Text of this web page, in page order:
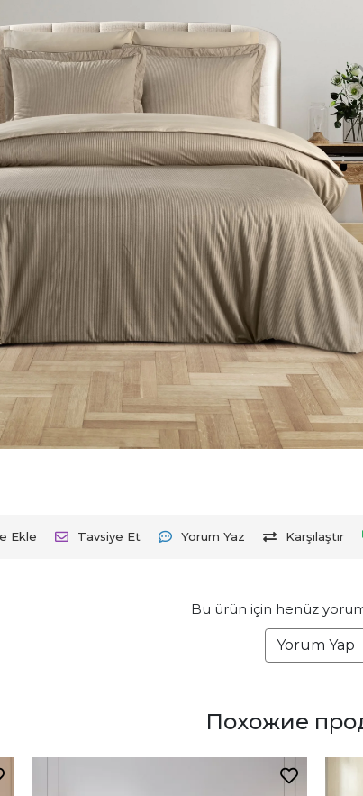
Ekle Tavsiye Et Yorum Yaz Karşılaştır
Bu ürün için henüz
Yorum Yap
Похожие